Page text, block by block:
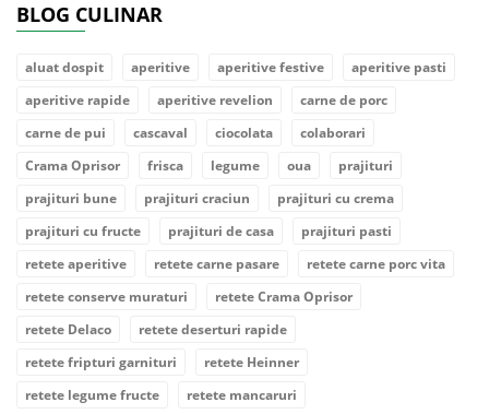
BLOG CULINAR
aluat dospit aperitive aperitive festive
aperitive pasti
aperitive rapide
aperitive revelion
carne de porc
carne de pui
cascaval ciocolata
colaborari
Crama Oprisor
frisca legume oua
prajituri
prajituri bune
prajituri craciun
prajituri cu crema
prajituri cu fructe
prajituri de casa
prajituri pasti
retete aperitive
retete carne pasare
retete carne porc vita
retete conserve muraturi
retete Crama Oprisor
retete Delaco
retete deserturi rapide
retete fripturi garnituri
retete Heinner
retete legume fructe
retete mancaruri